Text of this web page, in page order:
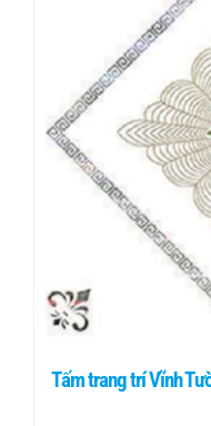
Tấm trang trí Vĩnh